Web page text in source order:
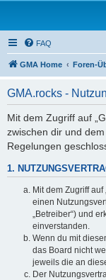
FAQ
GMA Home Foren-
GMA.rocks -
Mit dem Zugriff auf
zwischen dir und
Regelungen
1.
Mit dem Zugriff auf
einen
„Betreiber“) und
einverstanden.
Wenn du mit
das Board nicht
jeweils die an
Der